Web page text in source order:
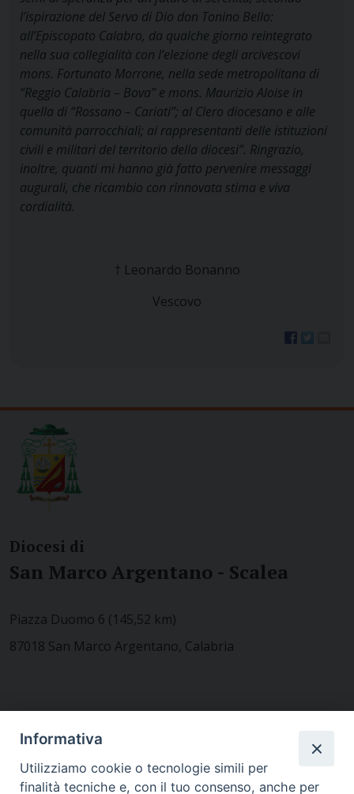
l’ispirazione del Servo di Dio don Tonino Bello:
all’Episcopato Calabro, da qualche giorno reintegrato
nella sua collegialità con l’elezione degli arcivescovi
mons. Fortunato Morrone, nella sede metropolitana di
“Reggio Calabria – Bova” e mons. Maurizio Aloise in
quella di “Rossano – Cariati”; al Clero diocesano e alle
comunità parrocchiali; ai rappresentanti delle istituzioni
civili e militari del territorio della diocesi”. Ringrazio,
inoltre, quanti mi hanno già fatto pervenire messaggi
augurali, che ricambio con rinnovata stima e viva
cordialità.
† Leonardo Bonanno
Vescovo
Diocesi di
San Marco Argentano - Scalea
Piazza Duomo 6 (145,52 km)
87018 San Marco Argentano, Calabria
Informativa
Utilizziamo cookie o tecnologie simili per
finalità tecniche e, con il tuo consenso, anche per